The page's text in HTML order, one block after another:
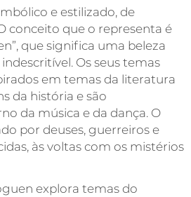
e estilizado, de
conceito que o representa é
que significa uma beleza
Os seus temas
em temas da literatura
da história e são
da música e da dança. O
por deuses, guerreiros e
às voltas com os mistérios
explora temas do